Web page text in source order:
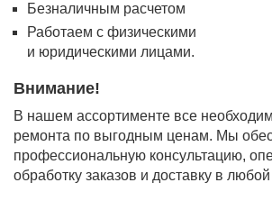
Безналичным расчетом
Работаем с физическими
и юридическими лицами.
Внимание!
В нашем ассортименте все
ремонта по выгодным ценам. Мы
профессиональную консультацию,
обработку заказов и доставку в